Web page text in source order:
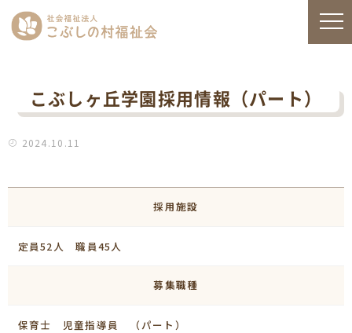
こぶしヶ丘学園採用情報（パート）
2024.10.11
採用施設
定員52人 職員45人
募集職種
保育士 児童指導員 （パート）